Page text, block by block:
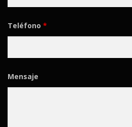
Teléfono *
Mensaje